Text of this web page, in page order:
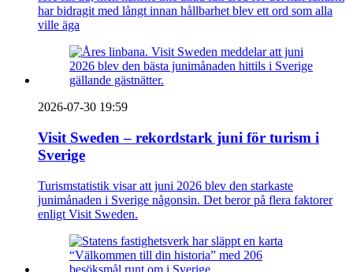
har bidragit med långt innan hållbarhet blev ett ord som alla
ville äga
2026-07-30 19:59
Visit Sweden – rekordstark juni för turism i
Sverige
Turismstatistik visar att juni 2026 blev den starkaste
junimånaden i Sverige någonsin. Det beror på flera faktorer
enligt Visit Sweden.